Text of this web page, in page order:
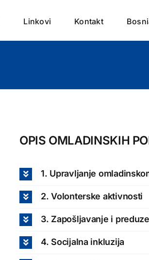
Linkovi Kontakt
OPIS OMLADINSKIH
1. Upravljanje
2. Volonterske aktivnosti
3. Zapošljavanje i
4. Socijalna inkluzija